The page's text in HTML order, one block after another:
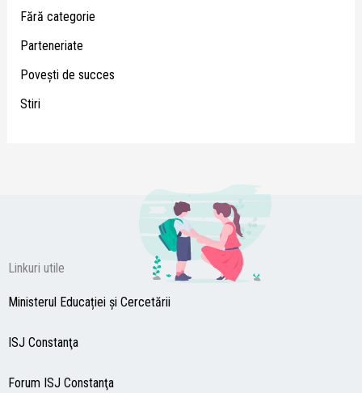
Fără categorie
Parteneriate
Poveşti de succes
Stiri
Linkuri utile
Ministerul Educației și Cercetării
ISJ Constanţa
Forum ISJ Constanţa